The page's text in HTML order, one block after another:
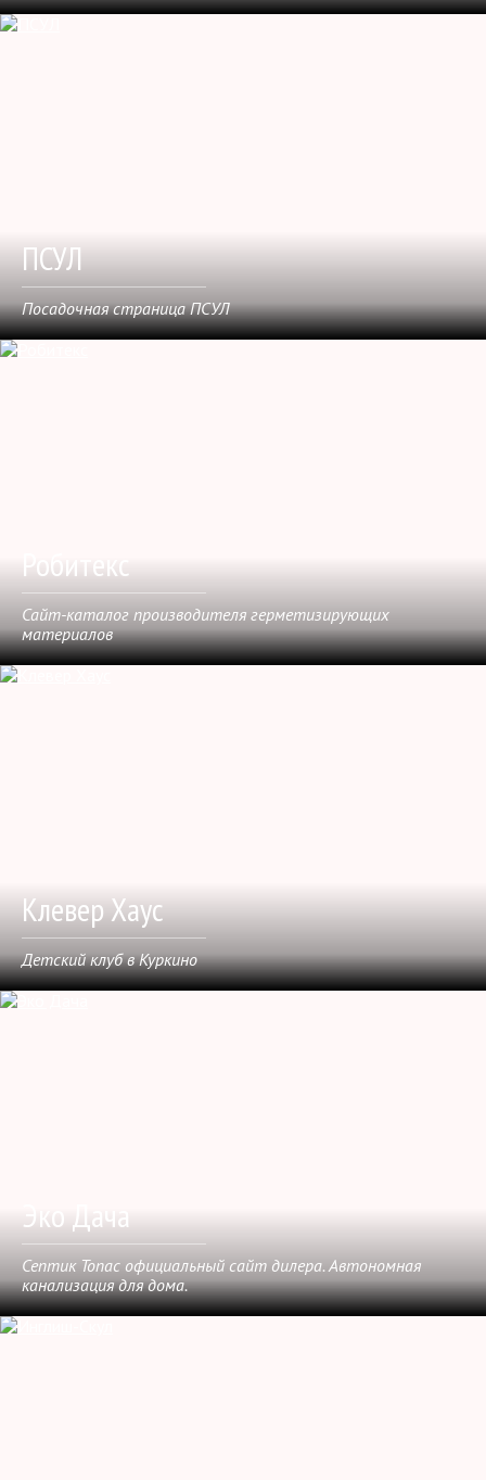
ПСУЛ
Посадочная страница ПСУЛ
Робитекс
Сайт-каталог производителя герметизирующих
материалов
Клевер Хаус
Детский клуб в Куркино
Эко Дача
Септик Топас официальный сайт дилера. Автономная
канализация для дома.